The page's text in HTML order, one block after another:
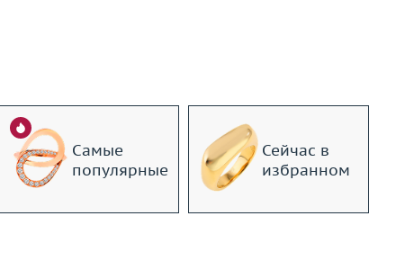
Самые
популярные
Сейчас в
избранном